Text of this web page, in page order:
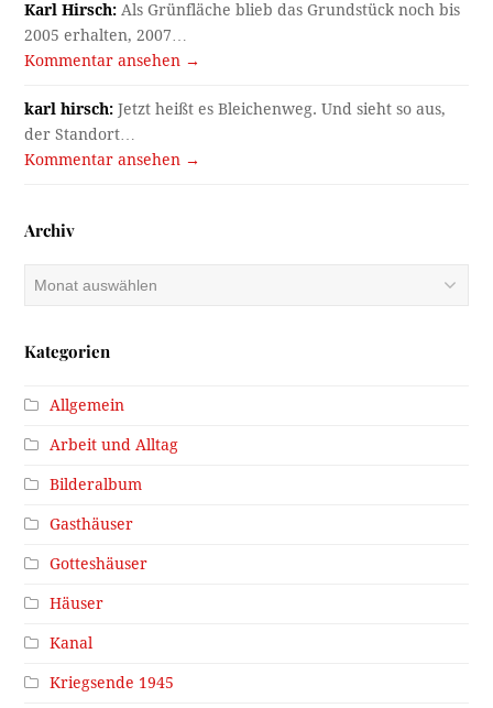
Karl Hirsch: Als Grünfläche blieb das Grundstück noch bis
2005 erhalten, 2007…
Kommentar ansehen →
karl hirsch: Jetzt heißt es Bleichenweg. Und sieht so aus,
der Standort…
Kommentar ansehen →
Archiv
Kategorien
Allgemein
Arbeit und Alltag
Bilderalbum
Gasthäuser
Gotteshäuser
Häuser
Kanal
Kriegsende 1945